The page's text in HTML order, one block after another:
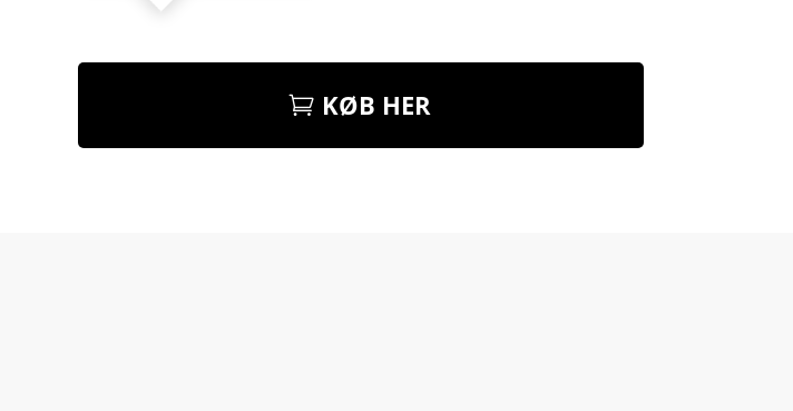
KØB HER